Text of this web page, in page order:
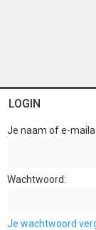
LOGIN
Je naam of e-
Wachtwoord
Je wachtwoord